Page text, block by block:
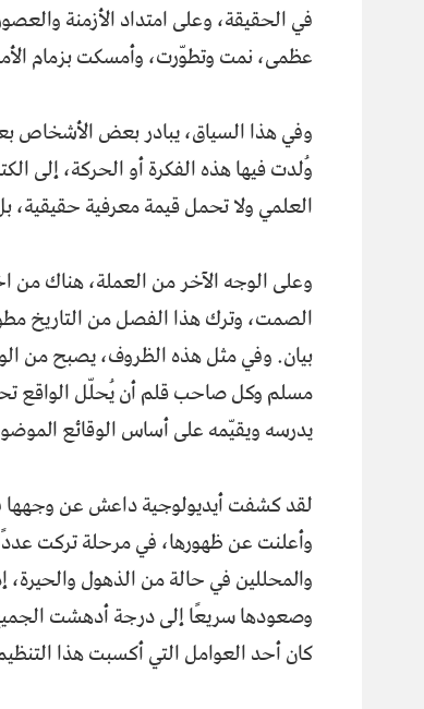
في الحقيقة، وعلى امتداد الأزمنة
عظمى، نمت وتطوّرت، وأمسكت بزمام
وفي هذا السياق، يبادر بعض الأشخاص
وُلدت فيها هذه الفكرة أو الحركة، إلى
العلمي ولا تحمل قيمة معرفية حقيقية،
وعلى الوجه الآخر من العملة، هناك من
الصمت، وترك هذا الفصل من التاريخ
بيان. وفي مثل هذه الظروف، يصبح من
مسلم وكل صاحب قلم أن يُحلّل الواقع
يدرسه ويقيّمه على أساس الوقائع
لقد كشفت أيديولوجية داعش عن
وأعلنت عن ظهورها، في مرحلة تركت
والمحللين في حالة من الذهول والحيرة،
وصعودها سريعًا إلى درجة أدهشت
كان أحد العوامل التي أكسبت هذا